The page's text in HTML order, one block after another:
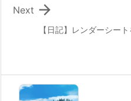
【日記】レンダーシー

Next